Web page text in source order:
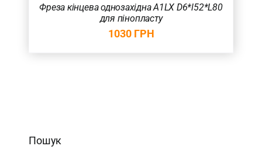
Фреза кінцева однозахідна A1LX D6*l52*L80
для пінопласту
1030 ГРН
Пошук